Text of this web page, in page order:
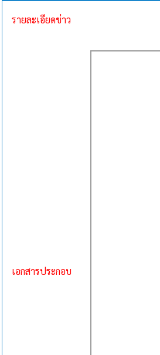
รายละเอียดข่าว
เอกสารประกอบ